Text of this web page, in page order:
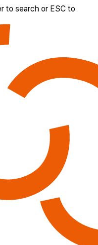
to search or ESC to